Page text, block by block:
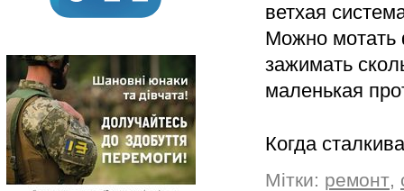
ветхая
Можно мотать
зажимать
маленькая
Когда
Мітки: ремонт,